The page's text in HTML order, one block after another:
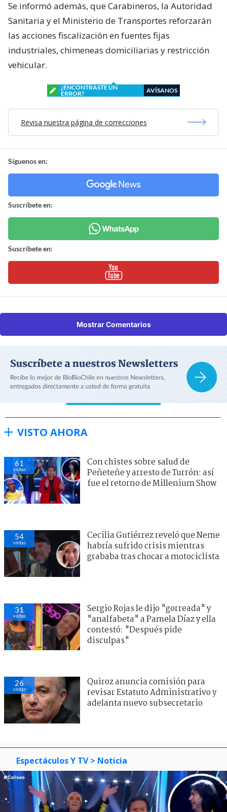
Se informó además, que Carabineros, la Autoridad
Sanitaria y el Ministerio de Transportes reforzarán
las acciones fiscalización en fuentes fijas
industriales, chimeneas domiciliarias y restricción
vehicular.
¿ENCONTRASTE UN
ERROR?
AVÍSANOS
Revisa nuestra página de correcciones
Síguenos en:
Suscríbete en:
Suscríbete en:
Mostrar Comentarios
VISTO AHORA
61
visitas
Con chistes sobre salud de
Peñeteñe y arresto de Turrón: así
fue el retorno de Millenium Show
54
visitas
Cecilia Gutiérrez reveló que Neme
habría sufrido crisis mientras
grababa tras chocar a motociclista
31
visitas
Sergio Rojas le dijo "gorreada" y
"analfabeta" a Pamela Díaz y ella
contestó: "Después pide
disculpas"
26
visitas
Quiroz anuncia comisión para
revisar Estatuto Administrativo y
adelanta nuevo subsecretario
Espectáculos Y TV > Noticia